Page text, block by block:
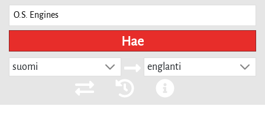
Hae
suomi englanti